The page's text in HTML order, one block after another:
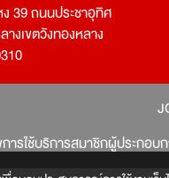
กุ๊ก
นักศึกษาฝึกงาน
Mobile Application
สรรหาพนักงาน
จัดหางาน
39 ถนนประชาอุทิศ
างเขตวังทองหลาง
การใช้บริการสมาชิกผู้ประกอบ